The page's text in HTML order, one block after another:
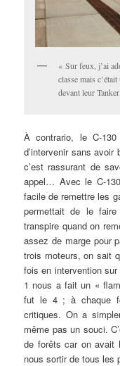
« Sur feux, j’ai
classe mais
devant leur
À contrario, le C-130
d’intervenir sans
c’est rassurant de
appel… Avec le C-
facile de remettre les
permettait de le faire
transpire quand on
assez de marge pour
trois moteurs, on sait
fois en intervention
1 nous a fait un «
fut le 4 ; à chaque
critiques. On a
même pas un souci.
de forêts car on avait
nous sortir de tous les